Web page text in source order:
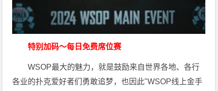
特别加码～每日免费席位赛
WSOP最大的魅力，就是鼓励来自世界各地、各行
各业的扑克爱好者们勇敢追梦，也因此"WSOP线上金手